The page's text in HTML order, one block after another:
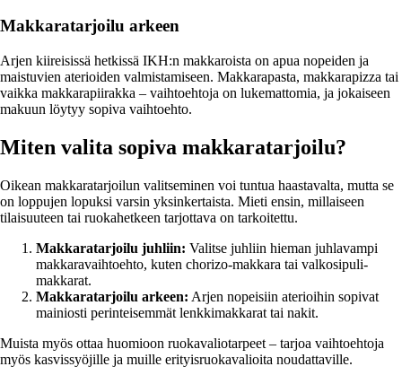
Makkaratarjoilu arkeen
Arjen kiireisissä hetkissä IKH:n makkaroista on apua nopeiden ja
maistuvien aterioiden valmistamiseen. Makkarapasta, makkarapizza tai
vaikka makkarapiirakka – vaihtoehtoja on lukemattomia, ja jokaiseen
makuun löytyy sopiva vaihtoehto.
Miten valita sopiva makkaratarjoilu?
Oikean makkaratarjoilun valitseminen voi tuntua haastavalta, mutta se
on loppujen lopuksi varsin yksinkertaista. Mieti ensin, millaiseen
tilaisuuteen tai ruokahetkeen tarjottava on tarkoitettu.
Makkaratarjoilu juhliin: Valitse juhliin hieman juhlavampi
makkaravaihtoehto, kuten chorizo-makkara tai valkosipuli-
makkarat.
Makkaratarjoilu arkeen: Arjen nopeisiin aterioihin sopivat
mainiosti perinteisemmät lenkkimakkarat tai nakit.
Muista myös ottaa huomioon ruokavaliotarpeet – tarjoa vaihtoehtoja
myös kasvissyöjille ja muille erityisruokavalioita noudattaville.